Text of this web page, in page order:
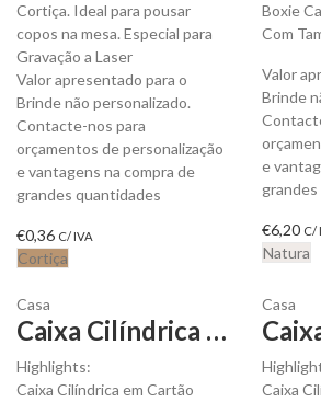
Cortiça. Ideal para pousar
copos na mesa. Especial para
Gravação a Laser
Valor apresentado para o
Brinde não personalizado.
Contacte-nos para
orçamentos de personalização
e vantagens na compra de
grandes quantidades
€0,36 C/ IVA
Cortiça
Boxie
Com
Valor
Brinde
e
€6,20 C/
Natura
Casa
Caixa Cilíndrica em Cartão Boxie Can Nat CHR M para personalizar
Highlights:
Caixa Cilíndrica em Cartão
Casa
Caixa